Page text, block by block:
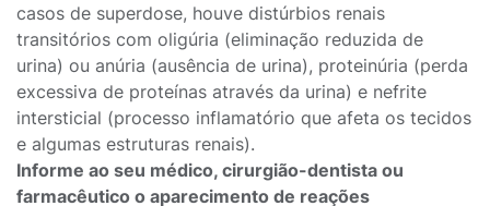
casos de superdose, houve distúrbios renais
transitórios com oligúria (eliminação reduzida de
urina) ou anúria (ausência de urina), proteinúria (perda
excessiva de proteínas através da urina) e nefrite
intersticial (processo inflamatório que afeta os tecidos
e algumas estruturas renais).
Informe ao seu médico, cirurgião-dentista ou
farmacêutico o aparecimento de reações